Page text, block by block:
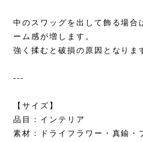
中のスワッグを出して飾る場合
ーム感が増します。
強く揉むと破損の原因となりま
---
【サイズ】
品目：インテリア
素材：ドライフラワー・真鍮・